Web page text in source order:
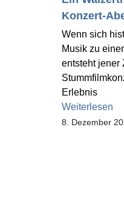
Konzert-
Wenn sich
Musik zu
entsteht jener
Erlebnis
Weiterlesen
8. Dezember